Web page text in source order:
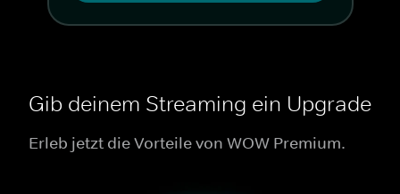
Gib deinem Streaming ein Upgrade
Erleb jetzt die Vorteile von WOW Premium.